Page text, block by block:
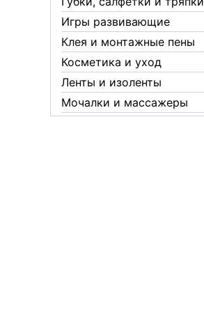
Игры развивающие
Клея и монтажные пены
Косметика и уход
Ленты и изоленты
Мочалки и массажеры